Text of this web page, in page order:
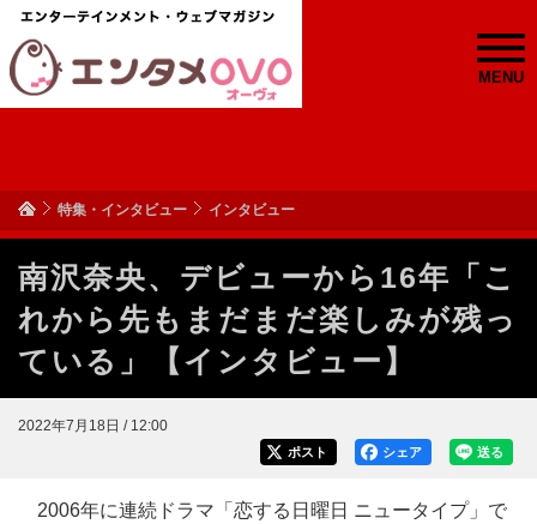
MENU
特集・インタビュー インタビュー
南沢奈央、デビューから16年「こ
れから先もまだまだ楽しみが残っ
ている」【インタビュー】
2022年7月18日 / 12:00
送る
シェア
ポスト
2006年に連続ドラマ「恋する日曜日 ニュータイプ」で